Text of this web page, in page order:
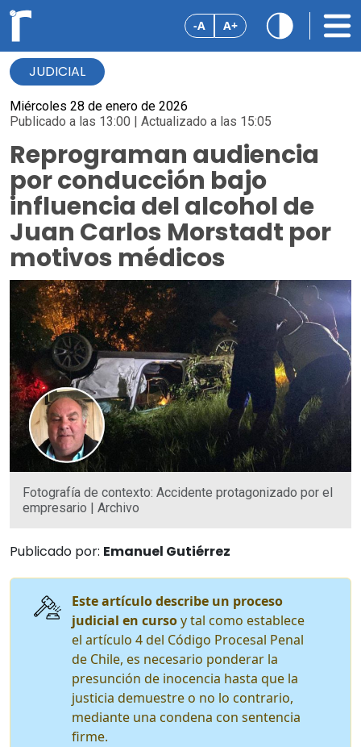
-A A+
JUDICIAL
Miércoles 28 de enero de 2026
Publicado a las 13:00 | Actualizado a las 15:05
Reprograman audiencia
por conducción bajo
influencia del alcohol de
Juan Carlos Morstadt por
motivos médicos
Fotografía de contexto: Accidente protagonizado por el
empresario | Archivo
Publicado por: Emanuel Gutiérrez
Este artículo describe un proceso
judicial en cursoy tal como establece
el artículo 4 del Código Procesal Penal
de Chile, es necesario ponderar la
presunción de inocencia hasta que la
justicia demuestre o no lo contrario,
mediante una condena con sentencia
firme.